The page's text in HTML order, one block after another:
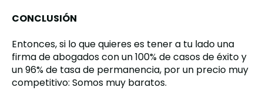
CONCLUSIÓN
Entonces, si lo que quieres es tener a tu lado una
firma de abogados con un 100% de casos de éxito y
un 96% de tasa de permanencia, por un precio muy
competitivo: Somos muy baratos.